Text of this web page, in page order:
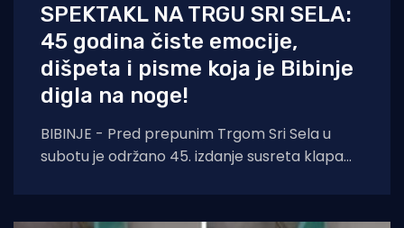
SPEKTAKL NA TRGU SRI SELA:
45 godina čiste emocije,
dišpeta i pisme koja je Bibinje
digla na noge!
BIBINJE - Pred prepunim Trgom Sri Sela u
subotu je održano 45. izdanje susreta klapa